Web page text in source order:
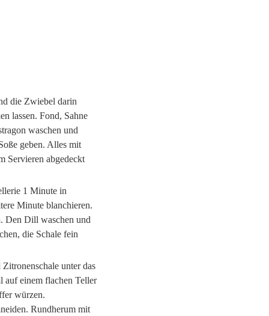
die Zwiebel darin
lassen. Fond, Sahne
waschen und
geben. Alles mit
Servieren abgedeckt
1 Minute in
Minute blanchieren.
Den Dill waschen und
die Schale fein
unter das
auf einem flachen Teller
würzen.
Rundherum mit